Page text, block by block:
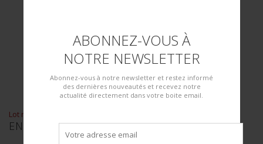
ABONNEZ-VOUS À
NOTRE NEWSLETTER
Abonnez-vous à notre newsletter et restez informé
des dernières nouveautés et recevez notre
actualité directement dans votre boite email.
Lot n° : 5
ENSEMBLE D'ÉQUIPEMENTS.